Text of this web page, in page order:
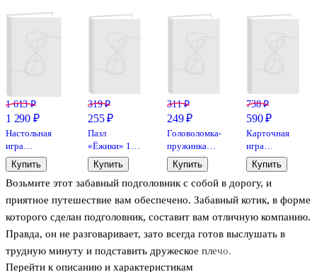
Возьмите этот забавный подголовник с собой в дорогу, и
приятное путешествие вам обеспечено. Забавный котик, в форме
которого сделан подголовник, составит вам отличную компанию.
Правда, он не разговаривает, зато всегда готов выслушать в
трудную минуту и подставить дружеское плечо.
Перейти к описанию и характеристикам
1 613 ₽
1 290 ₽
Настольная
игра
«Цветариум»,
Банда
умников
Купить
319 ₽
255 ₽
Пазл
«Ёжики» 120
элементов,
миди,
Castorland
Купить
311 ₽
249 ₽
Головоломка-
пружинка
«Единорог»,
6,5 см
Купить
738 ₽
590 ₽
Карточная
игра
«Повторяй-
ка.
Машинки»
развивающая,
Kids
Купить